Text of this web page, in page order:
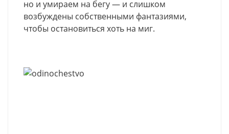
но и умираем на бегу — и слишком
возбуждены собственными фантазиями,
чтобы остановиться хоть на миг.